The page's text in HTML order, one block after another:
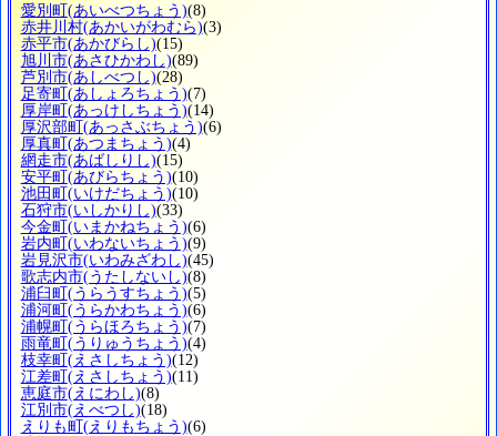
愛別町(あいべつちょう)(8)
赤井川村(あかいがわむら)(3)
赤平市(あかびらし)(15)
旭川市(あさひかわし)(89)
芦別市(あしべつし)(28)
足寄町(あしょろちょう)(7)
厚岸町(あっけしちょう)(14)
厚沢部町(あっさぶちょう)(6)
厚真町(あつまちょう)(4)
網走市(あばしりし)(15)
安平町(あびらちょう)(10)
池田町(いけだちょう)(10)
石狩市(いしかりし)(33)
今金町(いまかねちょう)(6)
岩内町(いわないちょう)(9)
岩見沢市(いわみざわし)(45)
歌志内市(うたしないし)(8)
浦臼町(うらうすちょう)(5)
浦河町(うらかわちょう)(6)
浦幌町(うらほろちょう)(7)
雨竜町(うりゅうちょう)(4)
枝幸町(えさしちょう)(12)
江差町(えさしちょう)(11)
恵庭市(えにわし)(8)
江別市(えべつし)(18)
えりも町(えりもちょう)(6)